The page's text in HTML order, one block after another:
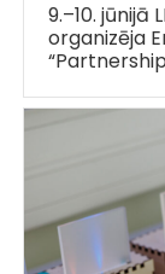
9.–10. jūnijā
organizēja